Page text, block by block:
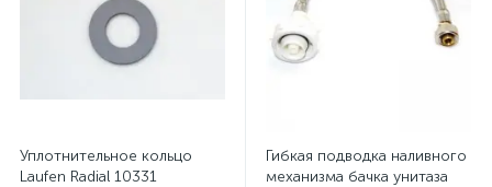
Уплотнительное кольцо
Laufen Radial 10331
Гибкая подводка наливного
механизма бачка унитаза